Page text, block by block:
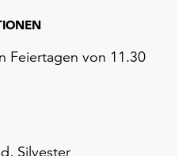
Feiertagen von 11.30
Silvester